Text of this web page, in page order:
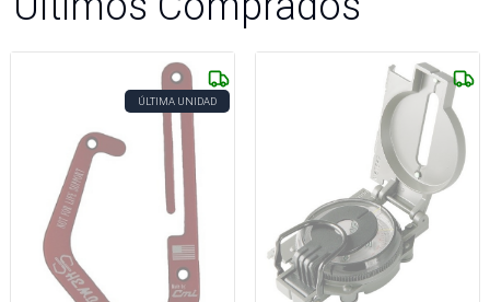
ÚLTIMA UNIDAD